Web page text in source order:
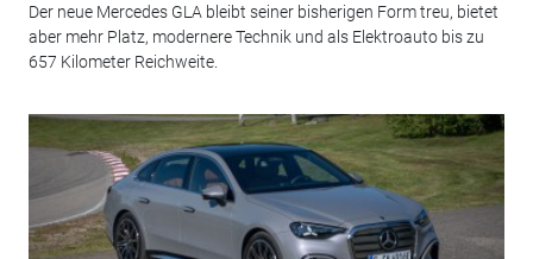
Der neue Mercedes GLA bleibt seiner bisherigen Form treu, bietet
aber mehr Platz, modernere Technik und als Elektroauto bis zu
657 Kilometer Reichweite.